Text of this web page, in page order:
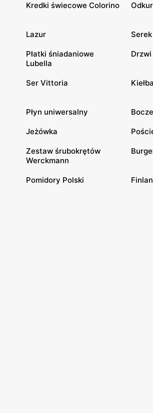
Kredki świecowe Colorino
Lazur
Płatki śniadaniowe
Lubella
Ser Vittoria
Płyn uniwersalny
Jeżówka
Zestaw śrubokrętów
Werckmann
Pomidory Polski